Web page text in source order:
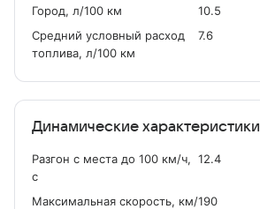
Город, л/100 км
10.5
Средний условный расход
топлива, л/100 км
7.6
Динамические характеристики
Разгон с места до 100 км/ч,
с
12.4
Максимальная скорость, км/190